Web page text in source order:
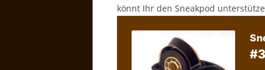
könnt Ihr den Sneakpod